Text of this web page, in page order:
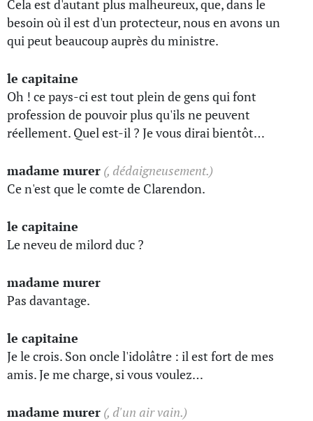
Cela est d'autant plus malheureux, que, dans le
besoin où il est d'un protecteur, nous en avons un
qui peut beaucoup auprès du ministre.
le capitaine
Oh ! ce pays-ci est tout plein de gens qui font
profession de pouvoir plus qu'ils ne peuvent
réellement. Quel est-il ? Je vous dirai bientôt…
madame murer (, dédaigneusement.)
Ce n'est que le comte de Clarendon.
le capitaine
Le neveu de milord duc ?
madame murer
Pas davantage.
le capitaine
Je le crois. Son oncle l'idolâtre : il est fort de mes
amis. Je me charge, si vous voulez…
madame murer (, d'un air vain.)